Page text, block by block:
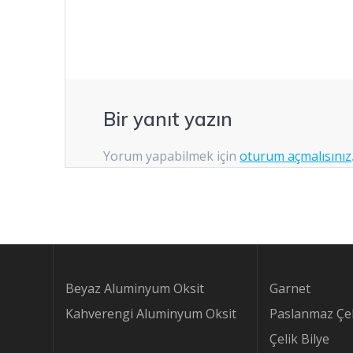
Bir yanıt yazın
Yorum yapabilmek içinoturum açmalısınız.
Beyaz Aluminyum Oksit
Kahverengi Aluminyum Oksit
Garnet
Paslanmaz
Çelik Bilye